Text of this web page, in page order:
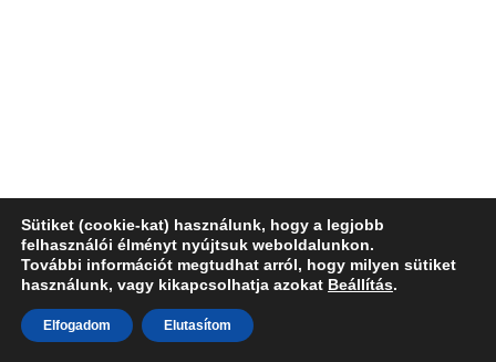
Sütiket (cookie-kat) használunk, hogy a legjobb
felhasználói élményt nyújtsuk weboldalunkon.
További információt megtudhat arról, hogy milyen sütiket
használunk, vagy kikapcsolhatja azokat Beállítás.
Elfogadom Elutasítom